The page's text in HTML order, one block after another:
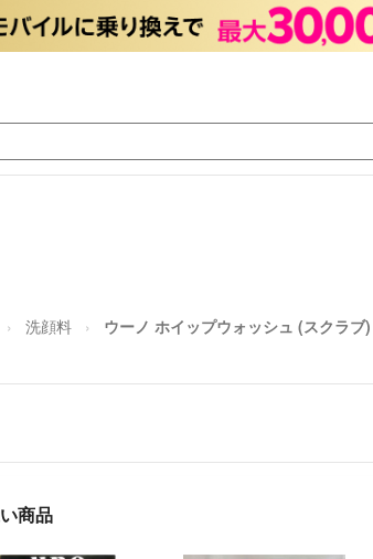
洗顔料 ウーノ ホイップウォッシュ (スクラブ
商品